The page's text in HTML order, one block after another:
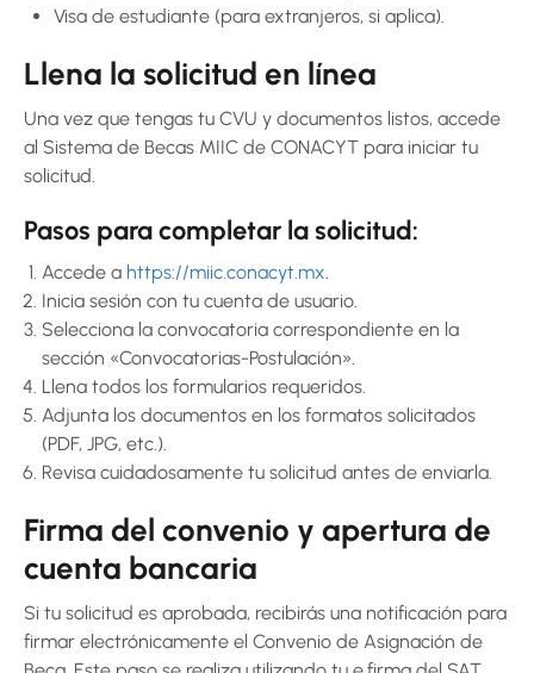
Visa de estudiante (para extranjeros, si aplica).
Llena la solicitud en línea
Una vez que tengas tu CVU y documentos listos, accede
al Sistema de Becas MIIC de CONACYT para iniciar tu
solicitud.
Pasos para completar la solicitud:
Accede a https://miic.conacyt.mx.
Inicia sesión con tu cuenta de usuario.
Selecciona la convocatoria correspondiente en la
sección «Convocatorias-Postulación».
Llena todos los formularios requeridos.
Adjunta los documentos en los formatos solicitados
(PDF, JPG, etc.).
Revisa cuidadosamente tu solicitud antes de enviarla.
Firma del convenio y apertura de
cuenta bancaria
Si tu solicitud es aprobada, recibirás una notificación para
firmar electrónicamente el Convenio de Asignación de